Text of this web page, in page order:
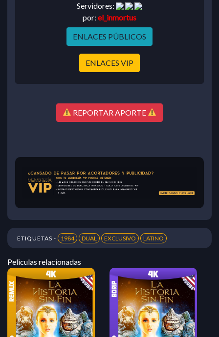
Servidores:
por: el_inmortus
ENLACES PÚBLICOS
ENLACES VIP
REPORTAR APORTE
ETIQUETAS - 1984 DUAL EXCLUSIVO LATINO
Peliculas relacionadas